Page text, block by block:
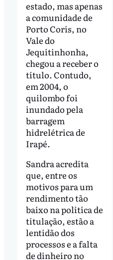
estado, mas apenas
a comunidade de
Porto Coris, no
Vale do
Jequitinhonha,
chegou a receber o
título. Contudo,
em 2004, o
quilombo foi
inundado pela
barragem
hidrelétrica de
Irapé.
Sandra acredita
que, entre os
motivos para um
rendimento tão
baixo na política de
titulação, estão a
lentidão dos
processos e a falta
de dinheiro no